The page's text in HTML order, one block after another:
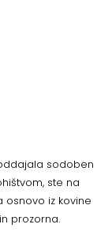
sodoben
ste na
osnovo iz kovine
prozorna.